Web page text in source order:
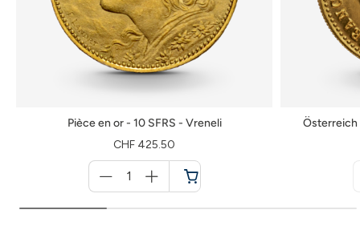
Pièce en or - 10 SFRS - Vreneli
CHF 425.50
für
Panier
Österreich